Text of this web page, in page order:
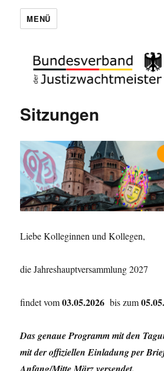
MENÜ
Sitzungen
Liebe Kolleginnen und Kollegen,
die Jahreshauptversammlung 2027
findet vom03.05.2026bis zum
Das genaue Programm mit den
mit der offiziellen Einladung per